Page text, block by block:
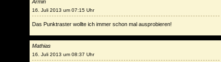
Armin
16. Juli 2013 um 07:15 Uhr
Das Punktraster wollte ich immer schon mal ausprobieren!
Mathias
16. Juli 2013 um 08:37 Uhr